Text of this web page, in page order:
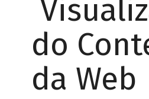
do
da Web